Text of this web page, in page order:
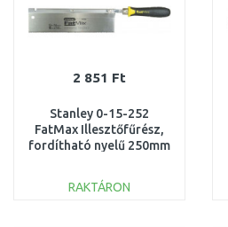
2 851 Ft
Stanley 0-15-252
FatMax Illesztőfűrész,
fordítható nyelű 250mm
RAKTÁRON